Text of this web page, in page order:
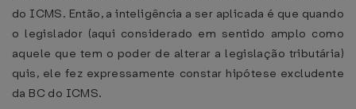
do ICMS. Então, a inteligência a ser aplicada é que quando
o legislador (aqui considerado em sentido amplo como
aquele que tem o poder de alterar a legislação tributária)
quis, ele fez expressamente constar hipótese excludente
da BC do ICMS.